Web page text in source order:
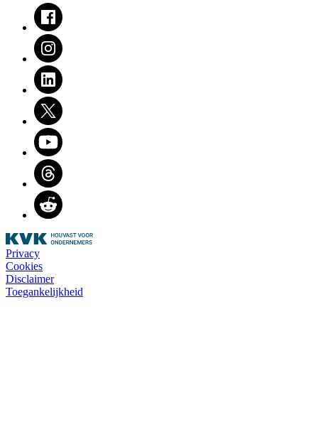
Facebook
Instagram
LinkedIn
Twitter
Youtube
Threads
Reddit
Privacy
Cookies
Disclaimer
Toegankelijkheid